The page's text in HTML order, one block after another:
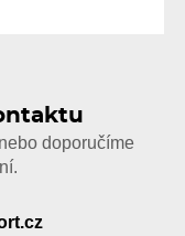
doporučíme